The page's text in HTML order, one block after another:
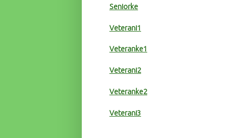
Seniorke
Veterani1
Veteranke1
Veterani2
Veteranke2
Veterani3